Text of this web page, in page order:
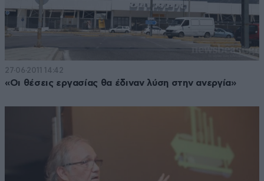
27·06·2011 14:42
«Οι θέσεις εργασίας θα έδιναν λύση στην ανεργία»